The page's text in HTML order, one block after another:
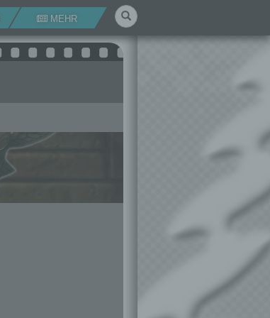
MEHR Suchen